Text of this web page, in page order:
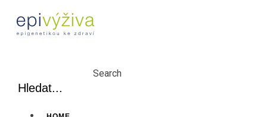
Search